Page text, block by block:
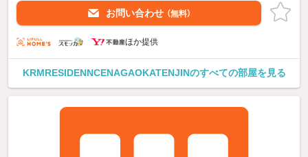
お問い合わせ （無料）
ほか提供
KRMRESIDENNCENAGAOKATENJINのすべての部屋を見る